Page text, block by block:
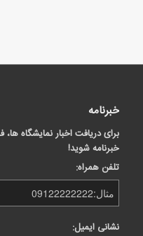
خبرنامه
برای دریافت اخبار نمایشگاه
خبرنامه شوید!
تلفن همراه:
نشانی ایمیل: